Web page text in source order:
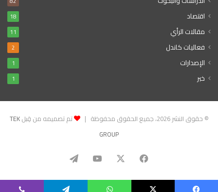
اقتصاد 18
مقالات الرأي 11
فعاليات كاندل 2
الإصدارات 1
خبر 1
© حقوق النشر 2026، جميع الحقوق محفوظة | تم تصميمه من قِبلTEK
GROUP
فيسبوك ‫YouTube